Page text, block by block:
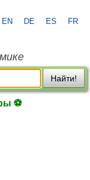
EN DE ES FR
Найти!
⚽